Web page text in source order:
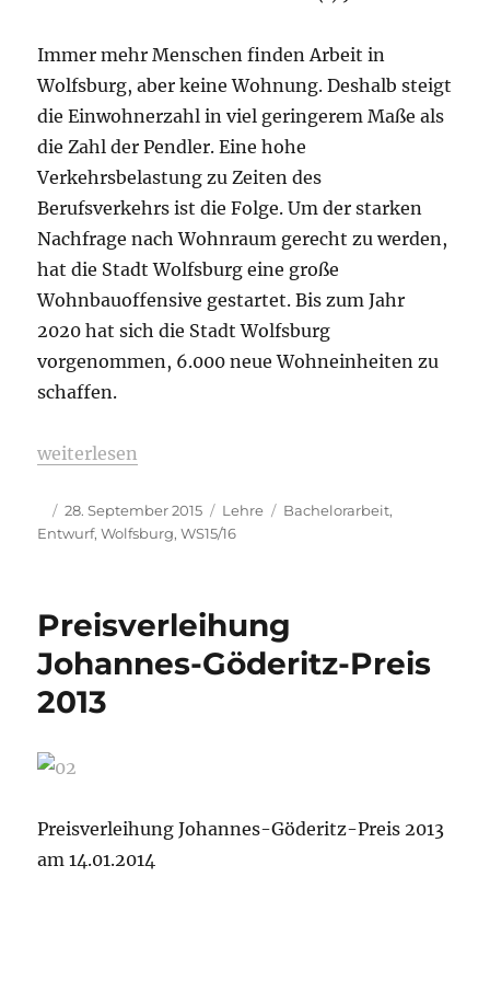
Immer mehr Menschen finden Arbeit in
Wolfsburg, aber keine Wohnung. Deshalb steigt
die Einwohnerzahl in viel geringerem Maße als
die Zahl der Pendler. Eine hohe
Verkehrsbelastung zu Zeiten des
Berufsverkehrs ist die Folge. Um der starken
Nachfrage nach Wohnraum gerecht zu werden,
hat die Stadt Wolfsburg eine große
Wohnbauoffensive gestartet. Bis zum Jahr
2020 hat sich die Stadt Wolfsburg
vorgenommen, 6.000 neue Wohneinheiten zu
schaffen.
„URBANhybridHOUSING“
weiterlesen
Autor
Veröffentlicht
am
28. September 2015 Kategorien
Lehre Schlagwörter
Bachelorarbeit,
Entwurf,Wolfsburg,WS15/16
Preisverleihung
Johannes-Göderitz-Preis
2013
Preisverleihung Johannes-Göderitz-Preis 2013
am 14.01.2014